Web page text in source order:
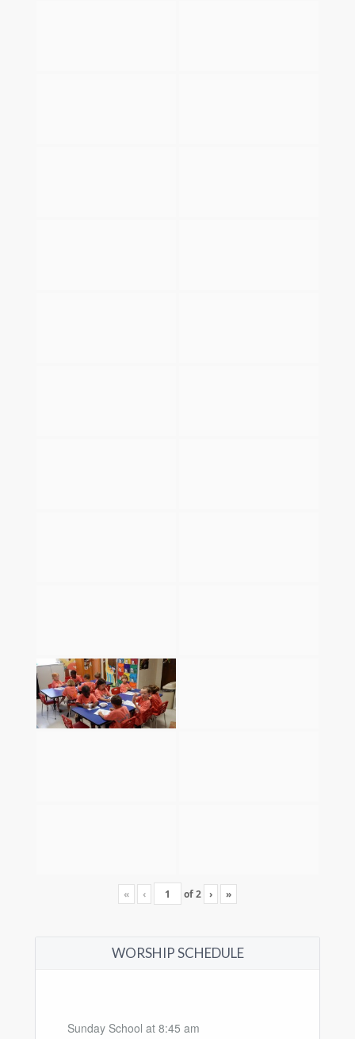
« ‹ of2 › »
WORSHIP SCHEDULE
Sunday School at 8:45 am